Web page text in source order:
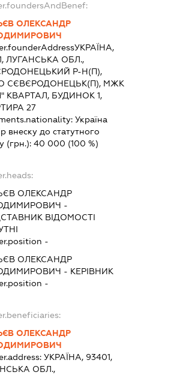
ОЛЕКСАНДР
УКРАЇНА,
ЛУГАНСЬКА ОБЛ.,
Р-Н(П),
СЄВЄРОДОНЕЦЬК(П), МЖК
КВАРТАЛ, БУДИНОК 1,
27
Україна
внеску до статутного
(грн.):40 000 (100 %)
ОЛЕКСАНДР
-
ВІДОМОСТІ
-
ОЛЕКСАНДР
- КЕРІВНИК
-
ОЛЕКСАНДР
УКРАЇНА, 93401,
ОБЛ.,